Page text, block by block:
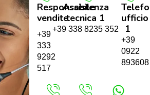
Responsabile
vendite
+39
333
9292
517
Assistenza
tecnica 1
+39 338 8235 352
ufficio
1
+39
0922
893608